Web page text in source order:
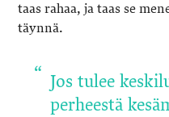
taas rahaa, ja taas se
täynnä.
Jos tulee
perheestä